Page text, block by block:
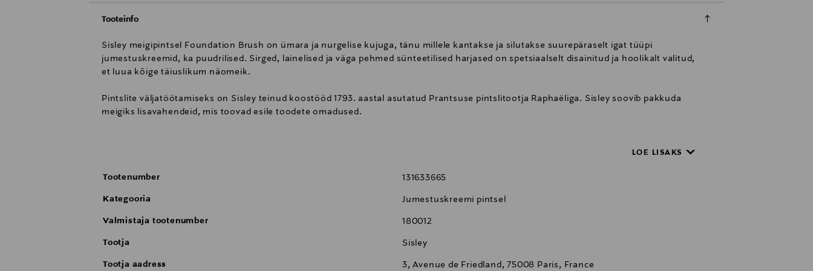
Tooteinfo
Sisley meigipintsel Foundation Brush on ümara ja nurgelise kujuga, tänu millele kantakse ja silutakse suurepäraselt igat tüüpi
jumestuskreemid, ka puudrilised. Sirged, lainelised ja väga pehmed sünteetilised harjased on spetsiaalselt disainitud ja hoolikalt valitud,
et luua kõige täiuslikum näomeik.
Pintslite väljatöötamiseks on Sisley teinud koostööd 1793. aastal asutatud Prantsuse pintslitootja Raphaëliga. Sisley soovib pakkuda
meigiks lisavahendeid, mis toovad esile toodete omadused.
LOE LISAKS
Tootenumber 131633665
Kategooria Jumestuskreemi pintsel
Valmistaja tootenumber 180012
Tootja Sisley
Tootja aadress 3, Avenue de Friedland, 75008 Paris, France